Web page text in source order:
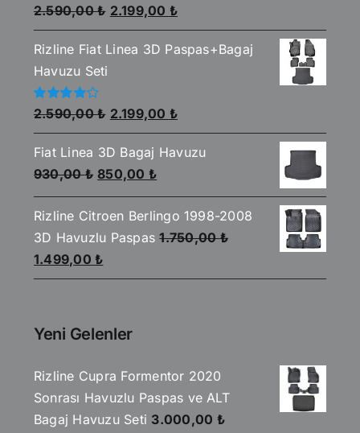
5
üzerinden
5.00oy aldı
2.590,00₺ Orijinal
fiyat:
2.590,00 ₺.
2.199,00 ₺Şu
andaki
fiyat:
Rizline Fiat Linea 3D Paspas+Bagaj
Havuzu Seti
5
üzerinden
4.00oy
aldı
2.590,00₺ Orijinal
fiyat:
2.590,00 ₺.
2.199,00 ₺Şu
andaki
fiyat:
Fiat Linea 3D Bagaj Havuzu
930,00₺ Orijinal
fiyat:
930,00 ₺.
850,00 ₺Şu
andaki
fiyat:
850,00 ₺.
Rizline Citroen Berlingo 1998-2008
3D Havuzlu Paspas 1.750,00₺
Orijinal
fiyat:
1.499,00 ₺Şu
andaki
Yeni Gelenler
Rizline Cupra Formentor 2020
Sonrası Havuzlu Paspas ve ALT
Bagaj Havuzu Seti 3.000,00 ₺